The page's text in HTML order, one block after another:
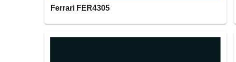
Ferrari FER4305